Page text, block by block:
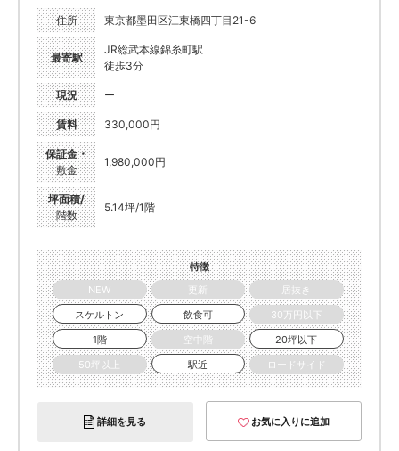
住所 東京都墨田区江東橋四丁目21-6
最寄駅
JR総武本線錦糸町駅
徒歩3分
現況 ー
賃料 330,000円
保証金・
敷金
1,980,000円
坪面積/
階数
5.14坪/1階
特徴
NEW
更新
居抜き
スケルトン
飲食可
30万円以下
1階
空中階
20坪以下
50坪以上
駅近 ロードサイド
詳細を見る お気に入りに追加